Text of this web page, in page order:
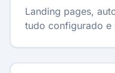
Landing pages,
tudo configurado e